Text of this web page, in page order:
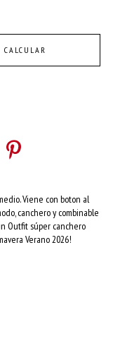
CALCULAR
Viene con boton al
canchero y combinable
Outfit súper canchero
Verano 2026!